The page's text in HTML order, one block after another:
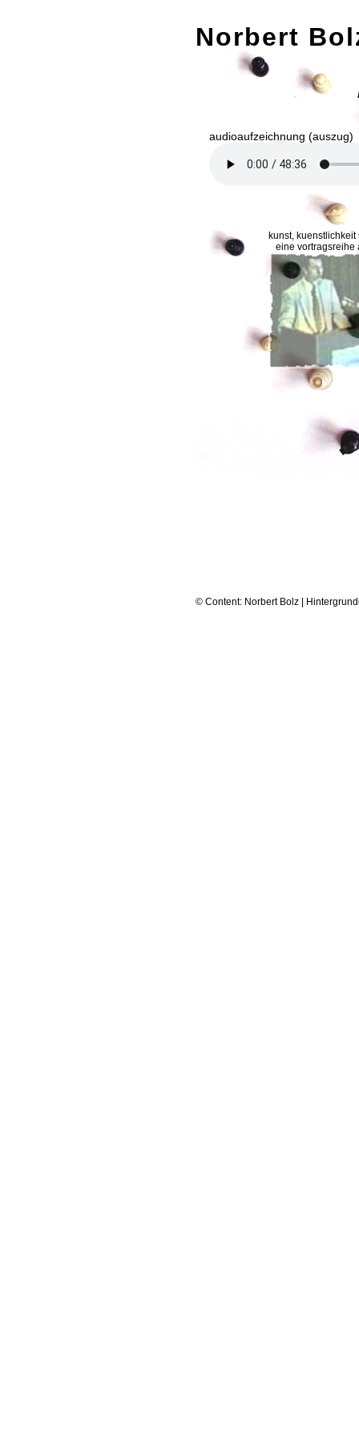
Norbert
kunst,
eine vortragsreihe
audioaufzeichnung (auszug)
© Content: Norbert Bolz |